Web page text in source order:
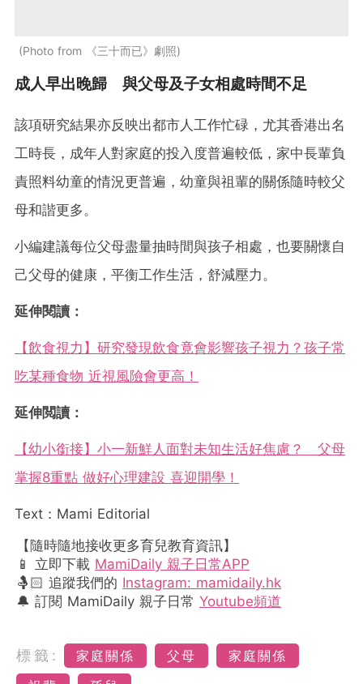
Photo from 《三十而已》劇照
成人早出晚歸 與父母及子女相處時間不足
該項研究結果亦反映出都市人工作忙碌，尤其香港出名
工時長，成年人對家庭的投入度普遍較低，家中長輩負
責照料幼童的情況更普遍，幼童與祖輩的關係隨時較父
母和諧更多。
小編建議每位父母盡量抽時間與孩子相處，也要關懷自
己父母的健康，平衡工作生活，舒減壓力。
延伸閱讀：
【飲食視力】研究發現飲食竟會影響孩子視力？孩子常
吃某種食物 近視風險會更高！
延伸閲讀：
【幼小銜接】小一新鮮人面對未知生活好焦慮？ 父母
掌握8重點 做好心理建設 喜迎開學！
Text：Mami Editorial
【隨時隨地接收更多育兒教育資訊】
📱 立即下載 MamiDaily 親子日常APP
🤱🏻 追蹤我們的 Instagram: mamidaily.hk
🔔 訂閱 MamiDaily 親子日常 Youtube頻道
標籤: 家庭關係 父母
家庭關係